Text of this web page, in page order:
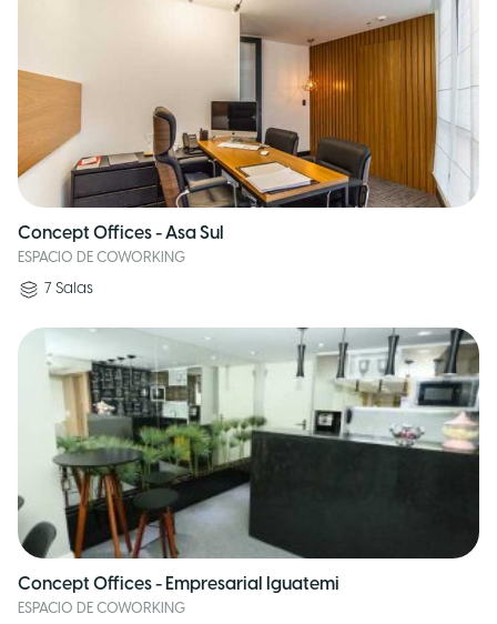
Concept Offices - Asa Sul
ESPACIO DE COWORKING
7 Salas
Concept Offices - Empresarial Iguatemi
ESPACIO DE COWORKING